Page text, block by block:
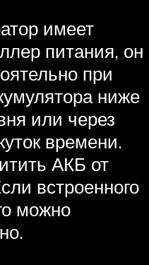
имеет
питания, он
при
ниже
или через
времени.
АКБ от
встроенного
можно